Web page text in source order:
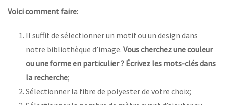
Voici comment faire:
Il suffit de sélectionner un motif ou un design dans
notre bibliothèque d’image. Vous cherchez une couleur
ou une forme en particulier ? Écrivez les mots-clés dans
la recherche;
Sélectionner la fibre de polyester de votre choix;